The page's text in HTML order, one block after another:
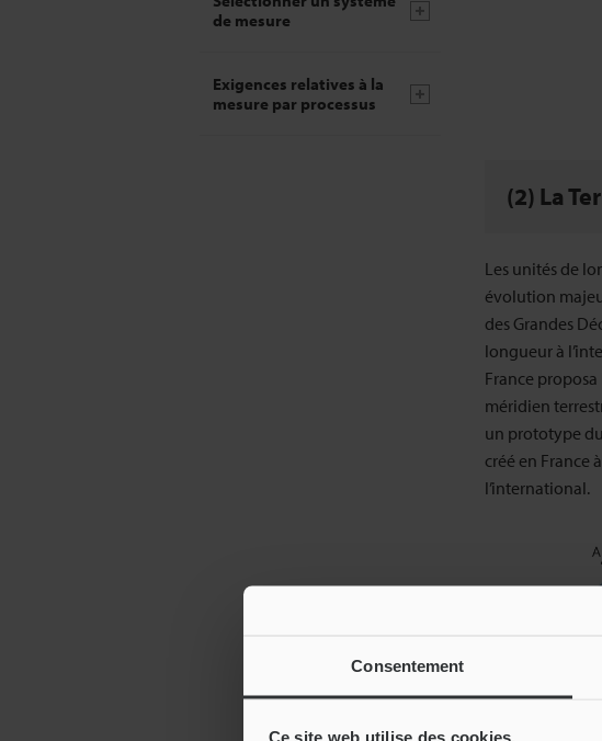
Consentement
Ce site web utilise des cookies.
(2) La
Les unités de
évolution
des Grandes
longueur à
France
méridien
un prototype
créé en France
l’international.
de mesure
Exigences relatives à la
mesure par processus